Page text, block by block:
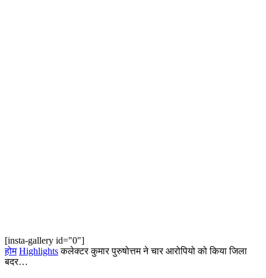
[insta-gallery id="0"]
होम Highlights कलेक्टर कुमार पुरुषोत्तम ने चार आरोपियो को किया जिला
बदर…